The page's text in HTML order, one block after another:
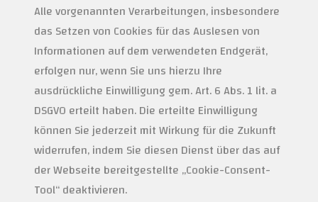
Alle vorgenannten Verarbeitungen, insbesondere
das Setzen von Cookies für das Auslesen von
Informationen auf dem verwendeten Endgerät,
erfolgen nur, wenn Sie uns hierzu Ihre
ausdrückliche Einwilligung gem. Art. 6 Abs. 1 lit. a
DSGVO erteilt haben. Die erteilte Einwilligung
können Sie jederzeit mit Wirkung für die Zukunft
widerrufen, indem Sie diesen Dienst über das auf
der Webseite bereitgestellte „Cookie-Consent-
Tool“ deaktivieren.